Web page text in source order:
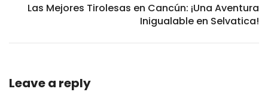
Las Mejores Tirolesas en Cancún: ¡Una Aventura
Inigualable en Selvatica!
Leave a reply